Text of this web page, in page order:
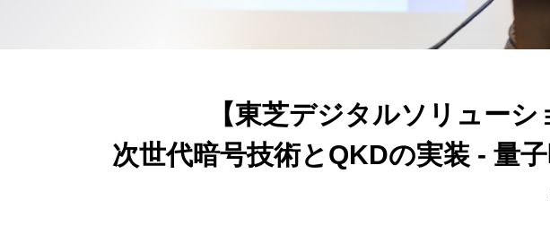
【東芝デジタルソリュー
次世代暗号技術とQKDの実装 - 量